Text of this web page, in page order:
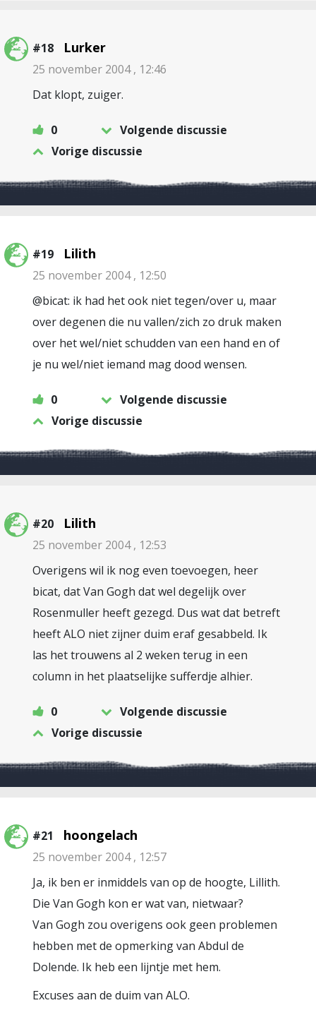
#18 Lurker
25 november 2004 , 12:46
Dat klopt, zuiger.
0
Volgende discussie
Vorige discussie
#19 Lilith
25 november 2004 , 12:50
@bicat: ik had het ook niet tegen/over u, maar
over degenen die nu vallen/zich zo druk maken
over het wel/niet schudden van een hand en of
je nu wel/niet iemand mag dood wensen.
0
Volgende discussie
Vorige discussie
#20 Lilith
25 november 2004 , 12:53
Overigens wil ik nog even toevoegen, heer
bicat, dat Van Gogh dat wel degelijk over
Rosenmuller heeft gezegd. Dus wat dat betreft
heeft ALO niet zijner duim eraf gesabbeld. Ik
las het trouwens al 2 weken terug in een
column in het plaatselijke sufferdje alhier.
0
Volgende discussie
Vorige discussie
#21 hoongelach
25 november 2004 , 12:57
Ja, ik ben er inmiddels van op de hoogte, Lillith.
Die Van Gogh kon er wat van, nietwaar?
Van Gogh zou overigens ook geen problemen
hebben met de opmerking van Abdul de
Dolende. Ik heb een lijntje met hem.
Excuses aan de duim van ALO.